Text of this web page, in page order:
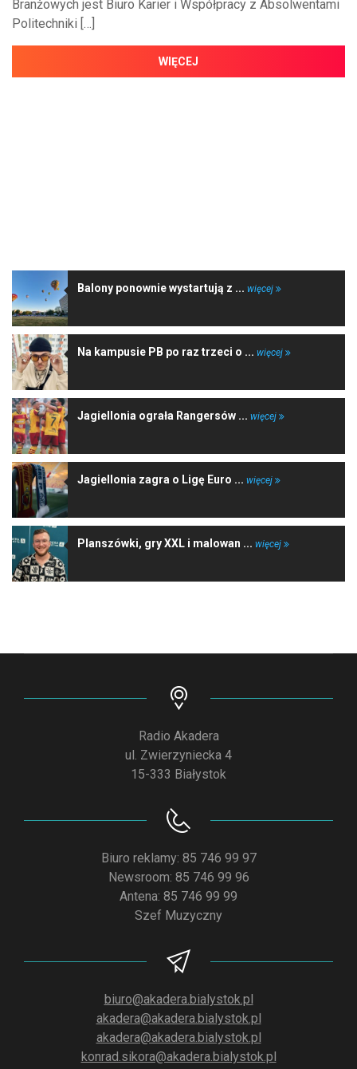
Branżowych jest Biuro Karier i Współpracy z Absolwentami
Politechniki […]
WIĘCEJ
Balony ponownie wystartują z ... więcej
Na kampusie PB po raz trzeci o ... więcej
Jagiellonia ograła Rangersów ... więcej
Jagiellonia zagra o Ligę Euro ... więcej
Planszówki, gry XXL i malowan ... więcej
Radio Akadera
ul. Zwierzyniecka 4
15-333 Białystok
Biuro reklamy: 85 746 99 97
Newsroom: 85 746 99 96
Antena: 85 746 99 99
Szef Muzyczny
biuro@akadera.bialystok.pl
akadera@akadera.bialystok.pl
akadera@akadera.bialystok.pl
konrad.sikora@akadera.bialystok.pl